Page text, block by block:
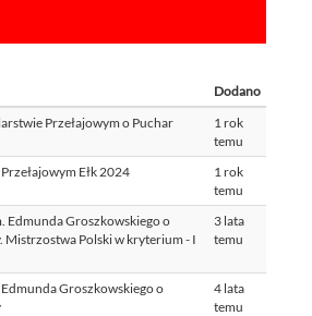
Dodano
Przełajowym o Puchar
1 rok
temu
Ełk 2024
1 rok
temu
Groszkowskiego o
Mistrzostwa Polski w kryterium - I
3 lata
temu
Groszkowskiego o
4 lata
temu